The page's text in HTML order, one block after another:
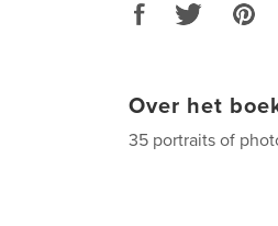
Over het
35 portraits of